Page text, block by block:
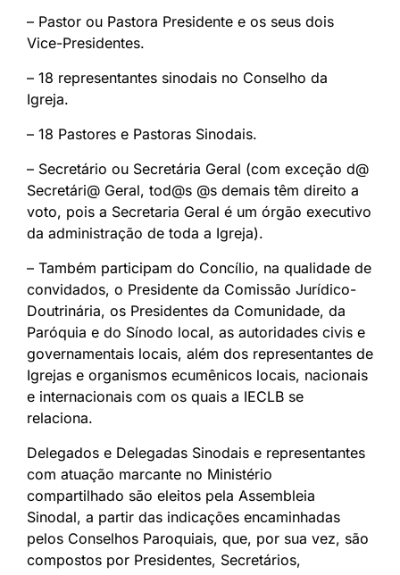
– Pastor ou Pastora Presidente e os seus dois
Vice-Presidentes.
– 18 representantes sinodais no Conselho da
Igreja.
– 18 Pastores e Pastoras Sinodais.
– Secretário ou Secretária Geral (com exceção d@
Secretári@ Geral, tod@s @s demais têm direito a
voto, pois a Secretaria Geral é um órgão executivo
da administração de toda a Igreja).
– Também participam do Concílio, na qualidade de
convidados, o Presidente da Comissão Jurídico-
Doutrinária, os Presidentes da Comunidade, da
Paróquia e do Sínodo local, as autoridades civis e
governamentais locais, além dos representantes de
Igrejas e organismos ecumênicos locais, nacionais
e internacionais com os quais a IECLB se
relaciona.
Delegados e Delegadas Sinodais e representantes
com atuação marcante no Ministério
compartilhado são eleitos pela Assembleia
Sinodal, a partir das indicações encaminhadas
pelos Conselhos Paroquiais, que, por sua vez, são
compostos por Presidentes, Secretários,